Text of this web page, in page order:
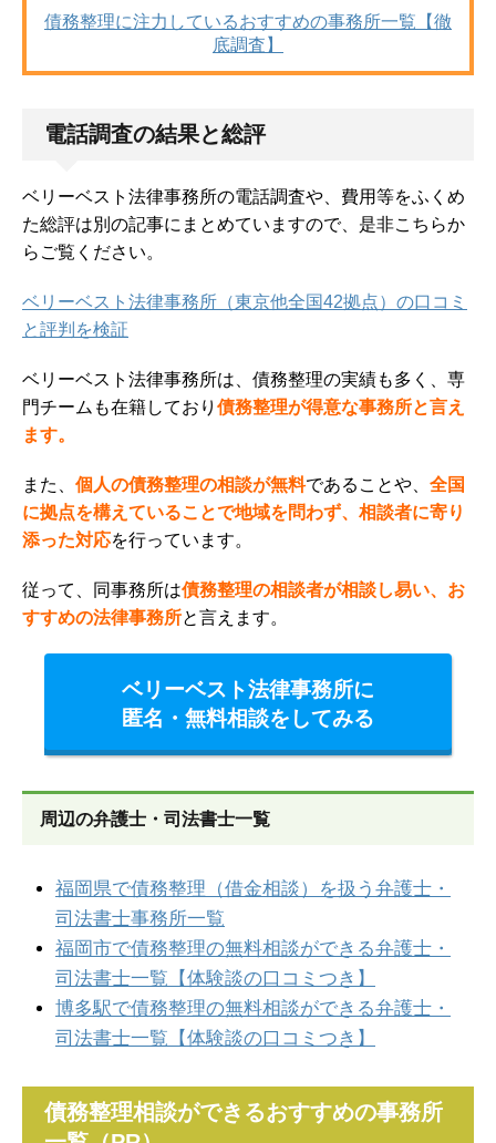
債務整理に注力しているおすすめの事務所一覧【徹
底調査】
電話調査の結果と総評
ベリーベスト法律事務所の電話調査や、費用等をふくめ
た総評は別の記事にまとめていますので、是非こちらか
らご覧ください。
ベリーベスト法律事務所（東京他全国42拠点）の口コミ
と評判を検証
ベリーベスト法律事務所は、債務整理の実績も多く、専
門チームも在籍しており 債務整理が得意な事務所と言え
ます。
また、 個人の債務整理の相談が無料であることや、 全国
に拠点を構えていることで地域を問わず、 相談者に寄り
添った対応を行っています。
従って、同事務所は債務整理の相談者が相談し易い、お
すすめの法律事務所と言えます。
ベリーベスト法律事務所に
匿名・無料相談をしてみる
周辺の弁護士・司法書士一覧
福岡県で債務整理（借金相談）を扱う弁護士・
司法書士事務所一覧
福岡市で債務整理の無料相談ができる弁護士・
司法書士一覧【体験談の口コミつき】
博多駅で債務整理の無料相談ができる弁護士・
司法書士一覧【体験談の口コミつき】
債務整理相談ができるおすすめの事務所